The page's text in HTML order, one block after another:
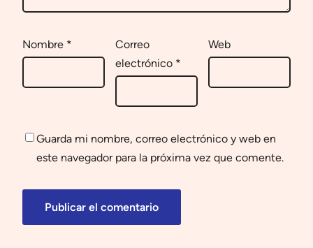
Nombre *
Correo
electrónico *
Web
Guarda mi nombre, correo electrónico y web en
este navegador para la próxima vez que comente.